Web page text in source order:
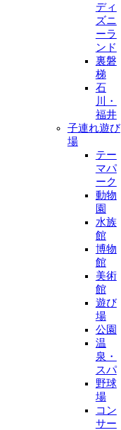
ディ
ズニ
ーラ
ンド
裏磐
梯
石
川・
福井
子連れ遊び
場
テー
マパ
ーク
動物
園
水族
館
博物
館
美術
館
遊び
場
公園
温
泉・
スパ
野球
場
コン
サー